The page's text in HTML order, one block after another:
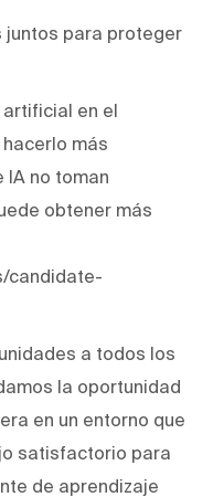
juntos para proteger
artificial en el
más
IA no toman
obtener más
candidate-
a todos los
la oportunidad
en un entorno que
satisfactorio para
de aprendizaje